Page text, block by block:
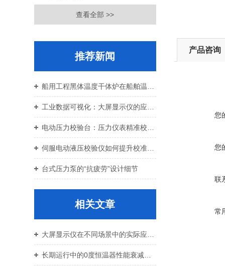
查看全部 >>
推荐新闻
伺服电动液压校验仪如何提升校准效率与重复性
台式压力泵的“抗疲劳”设计细节
相关文章
长期运行中的0度恒温器性能衰减分析
产品咨询
您
您
联
常